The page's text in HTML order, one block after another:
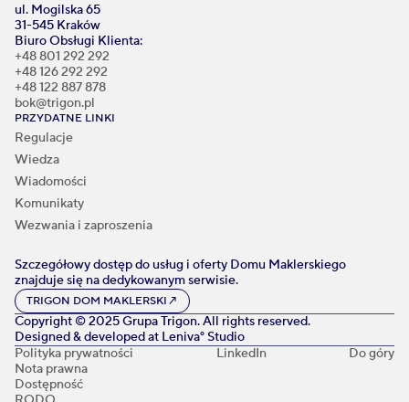
ul. Mogilska 65
31-545 Kraków
Biuro Obsługi Klienta:
+48 801 292 292
+48 126 292 292
+48 122 887 878
bok@trigon.pl
PRZYDATNE LINKI
Regulacje
Wiedza
Wiadomości
Komunikaty
Wezwania i zaproszenia
Szczegółowy dostęp do usług i oferty Domu Maklerskiego
znajduje się na dedykowanym serwisie.
TRIGON DOM MAKLERSKI ↗
Copyright © 2025 Grupa Trigon. All rights reserved.
Designed & developed at Leniva° Studio
Polityka prywatności
Nota prawna
Dostępność
LinkedIn Do góry